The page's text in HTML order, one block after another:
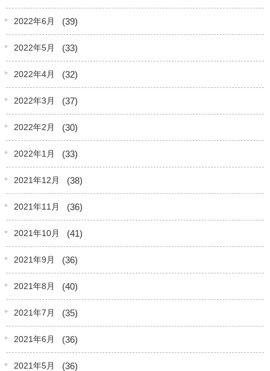
2022年6月 (39)
2022年5月 (33)
2022年4月 (32)
2022年3月 (37)
2022年2月 (30)
2022年1月 (33)
2021年12月 (38)
2021年11月 (36)
2021年10月 (41)
2021年9月 (36)
2021年8月 (40)
2021年7月 (35)
2021年6月 (36)
2021年5月 (36)